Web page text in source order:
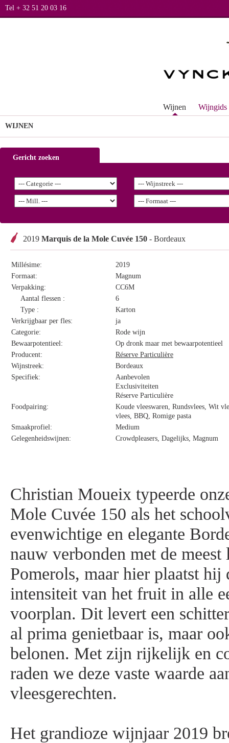
Tel + 32 51 20 03 16
Wijnen Wijngids
WIJNEN
Gericht zoeken
2019 Marquis de la Mole Cuvée 150 - Bordeaux
Millésime:
2019
Formaat:
Magnum
Verpakking:
CC6M
Aantal flessen :
6
Type :
Karton
Verkrijgbaar per fles:
ja
Categorie:
Rode wijn
Bewaarpotentieel:
Op dronk maar met bewaarpotentieel
Producent:
Réserve Particulière
Wijnstreek:
Bordeaux
Specifiek:
Aanbevolen
Exclusiviteiten
Réserve Particulière
Foodpairing:
Koude vleeswaren, Rundsvlees, Wit
vlees, BBQ, Romige pasta
Smaakprofiel:
Medium
Gelegenheidswijnen:
Crowdpleasers, Dagelijks, Magnum
Christian Moueix typeerde
Mole Cuvée 150 als het
evenwichtige en elegante
nauw verbonden met de meest
Pomerols, maar hier plaatst hij
intensiteit van het fruit in alle
voorplan. Dit levert een
al prima genietbaar is, maar
belonen. Met zijn rijkelijk en
raden we deze vaste waarde
vleesgerechten.
Het grandioze wijnjaar 2019